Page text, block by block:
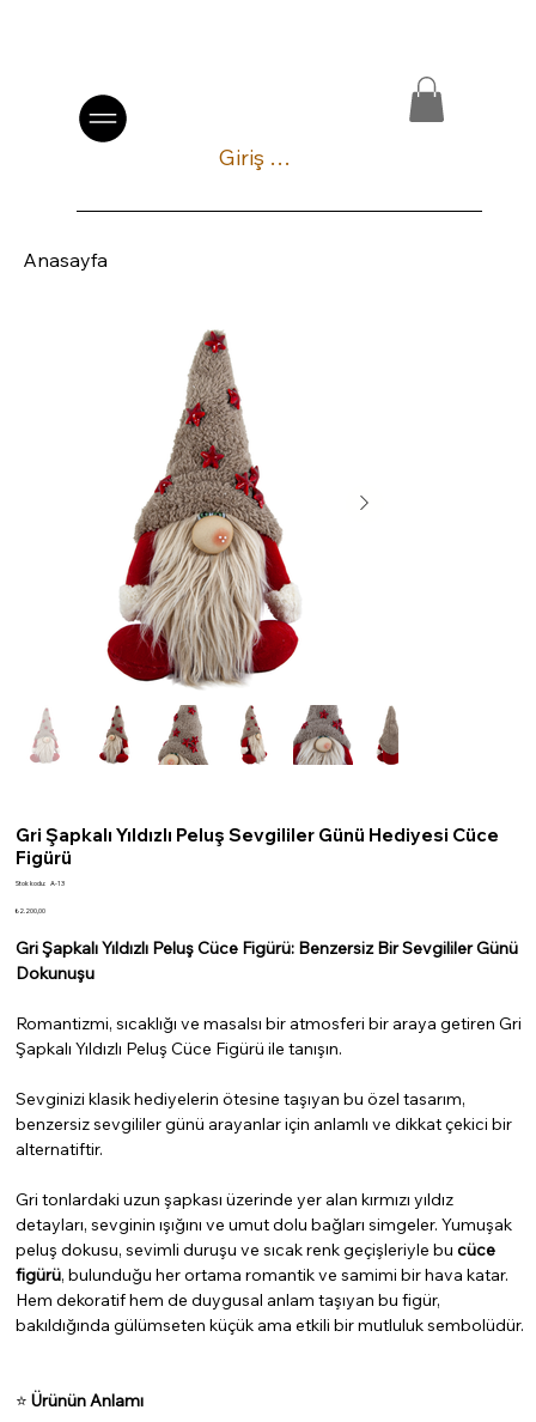
Giriş Yap
Anasayfa
Gri Şapkalı Yıldızlı Peluş Sevgililer Günü Hediyesi Cüce
Figürü
Stok kodu:
Stok
A-13
Fiyat
₺2.200,00
Gri Şapkalı Yıldızlı Peluş Cüce Figürü: Benzersiz Bir Sevgililer Günü
Dokunuşu
Romantizmi, sıcaklığı ve masalsı bir atmosferi bir araya getiren Gri
Şapkalı Yıldızlı Peluş Cüce Figürü ile tanışın.
Sevginizi klasik hediyelerin ötesine taşıyan bu özel tasarım,
benzersiz sevgililer günü arayanlar için anlamlı ve dikkat çekici bir
alternatiftir.
Gri tonlardaki uzun şapkası üzerinde yer alan kırmızı yıldız
detayları, sevginin ışığını ve umut dolu bağları simgeler. Yumuşak
peluş dokusu, sevimli duruşu ve sıcak renk geçişleriyle bu cüce
figürü, bulunduğu her ortama romantik ve samimi bir hava katar.
Hem dekoratif hem de duygusal anlam taşıyan bu figür,
bakıldığında gülümseten küçük ama etkili bir mutluluk sembolüdür.
⭐ Ürünün Anlamı